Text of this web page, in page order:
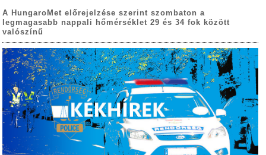
A HungaroMet előrejelzése szerint szombaton a
legmagasabb nappali hőmérséklet 29 és 34 fok között
valószínű